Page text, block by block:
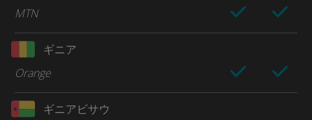
MTN
ギニア
Orange
ギニアビサウ